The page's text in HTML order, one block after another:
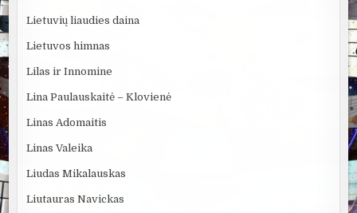
Lietuvių liaudies daina
Lietuvos himnas
Lilas ir Innomine
Lina Paulauskaitė – Klovienė
Linas Adomaitis
Linas Valeika
Liudas Mikalauskas
Liutauras Navickas